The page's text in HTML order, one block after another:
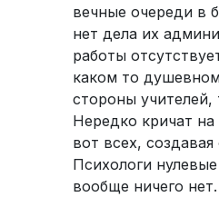
вечные очереди в
нет дела их
работы
каком то
стороны учителей,
Нередко кричат
вот всех,
Психологи
вообще ничего